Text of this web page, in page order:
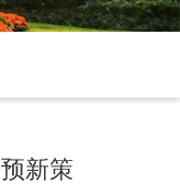
新策